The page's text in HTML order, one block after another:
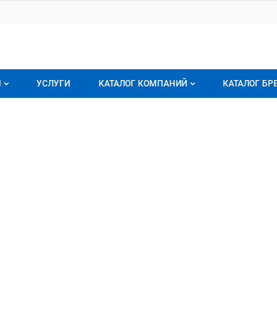
УСЛУГИ КАТАЛОГ КОМПАНИЙ КАТАЛОГ